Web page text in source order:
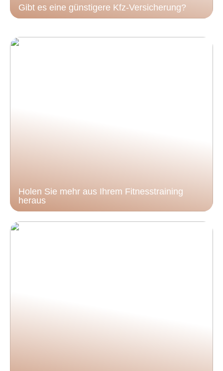
Gibt es eine günstigere Kfz-Versicherung?
Holen Sie mehr aus Ihrem Fitnesstraining
heraus